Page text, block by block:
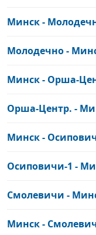
Минск -
Молодечно -
Минск - Орша-
Орша-Центр. -
Минск -
Осиповичи-1 -
Смолевичи -
Минск -